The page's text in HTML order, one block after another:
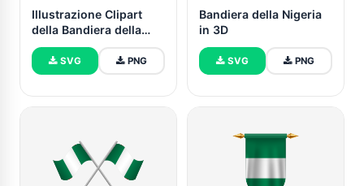
Illustrazione Clipart
della Bandiera della
Nigeria
SVG PNG
Bandiera della Nigeria
in 3D
SVG PNG